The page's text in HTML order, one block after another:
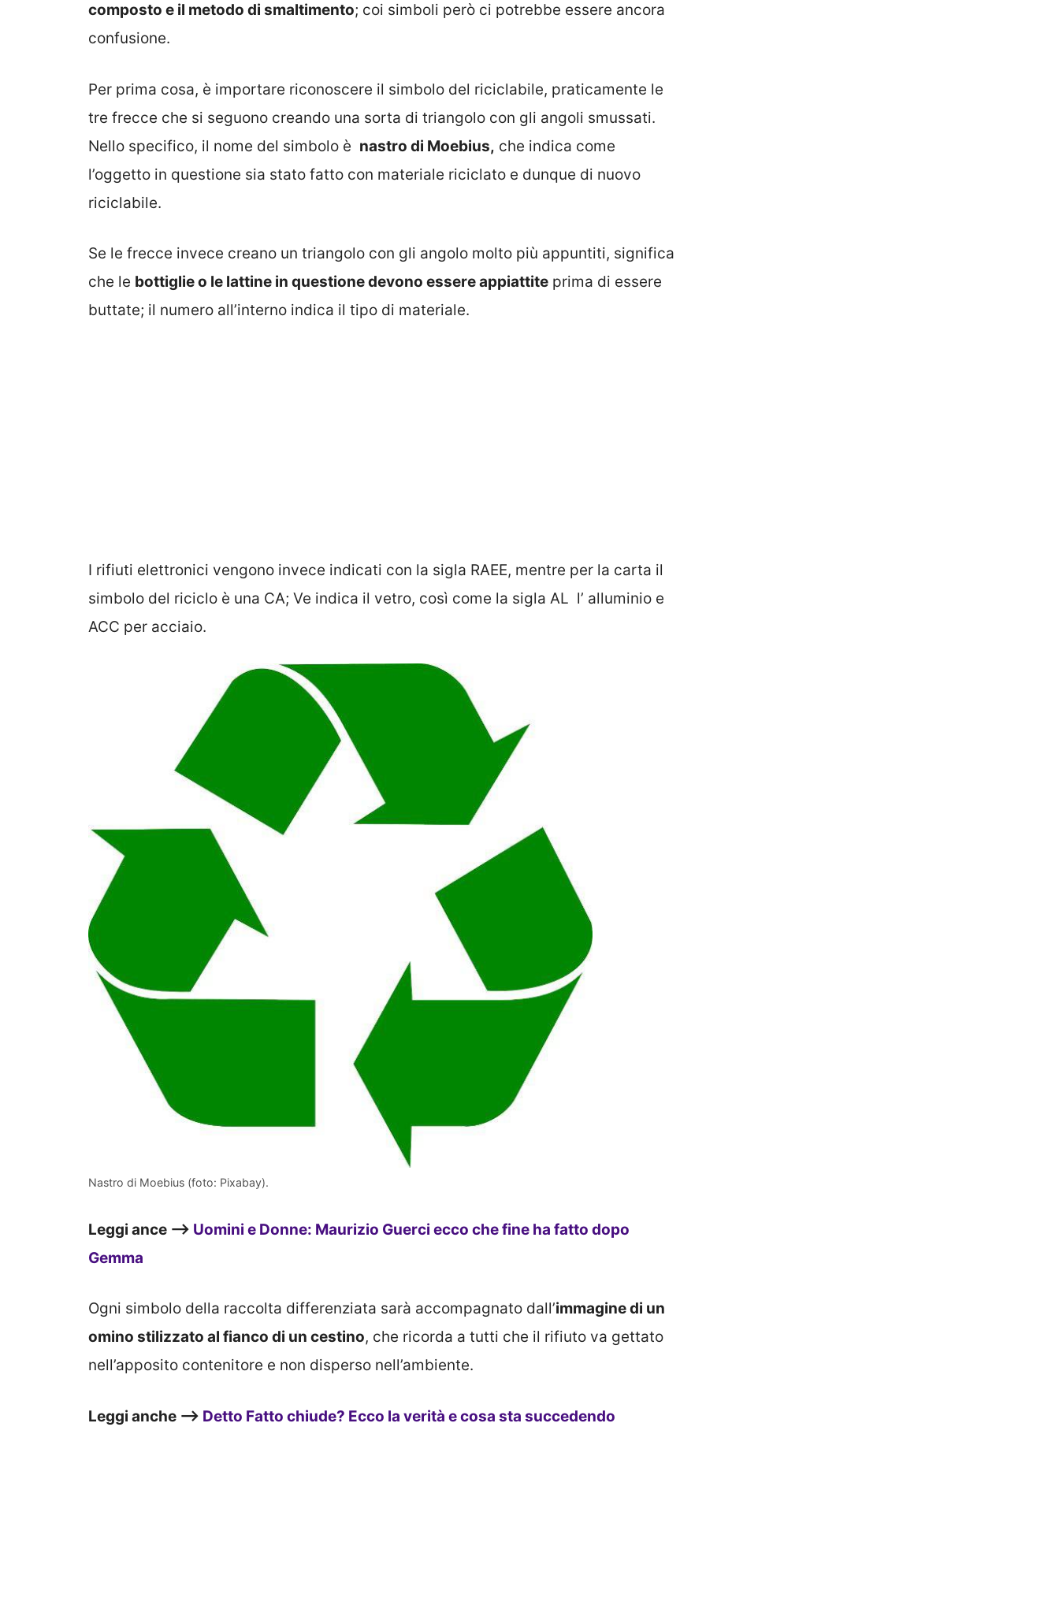
composto e il metodo di smaltimento; coi simboli però ci potrebbe essere ancora
confusione.
Per prima cosa, è importare riconoscere il simbolo del riciclabile, praticamente le
tre frecce che si seguono creando una sorta di triangolo con gli angoli smussati.
Nello specifico, il nome del simbolo è nastro di Moebius, che indica come
l’oggetto in questione sia stato fatto con materiale riciclato e dunque di nuovo
riciclabile.
Se le frecce invece creano un triangolo con gli angolo molto più appuntiti, significa
che le bottiglie o le lattine in questione devono essere appiattite prima di essere
buttate; il numero all’interno indica il tipo di materiale.
I rifiuti elettronici vengono invece indicati con la sigla RAEE, mentre per la carta il
simbolo del riciclo è una CA; Ve indica il vetro, così come la sigla AL l’ alluminio e
ACC per acciaio.
Nastro di Moebius (foto: Pixabay).
Leggi ance –> Uomini e Donne: Maurizio Guerci ecco che fine ha fatto dopo
Gemma
Ogni simbolo della raccolta differenziata sarà accompagnato dall’immagine di un
omino stilizzato al fianco di un cestino, che ricorda a tutti che il rifiuto va gettato
nell’apposito contenitore e non disperso nell’ambiente.
Leggi anche –> Detto Fatto chiude? Ecco la verità e cosa sta succedendo